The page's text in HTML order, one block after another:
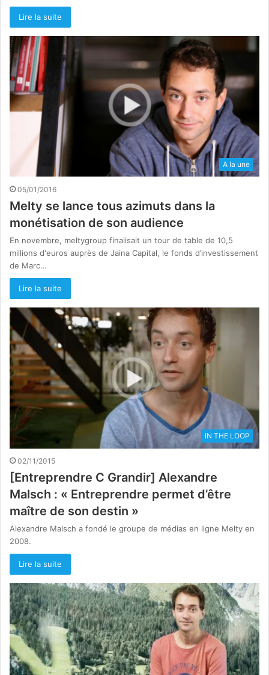
Lire la suite
A la une
05/01/2016
Melty se lance tous azimuts dans la
monétisation de son audience
En novembre, meltygroup finalisait un tour de table de 10,5
millions d'euros auprès de Jaina Capital, le fonds d’investissement
de Marc…
Lire la suite
IN THE LOOP
02/11/2015
[Entreprendre C Grandir] Alexandre
Malsch : « Entreprendre permet d’être
maître de son destin »
Alexandre Malsch a fondé le groupe de médias en ligne Melty en
2008.
Lire la suite